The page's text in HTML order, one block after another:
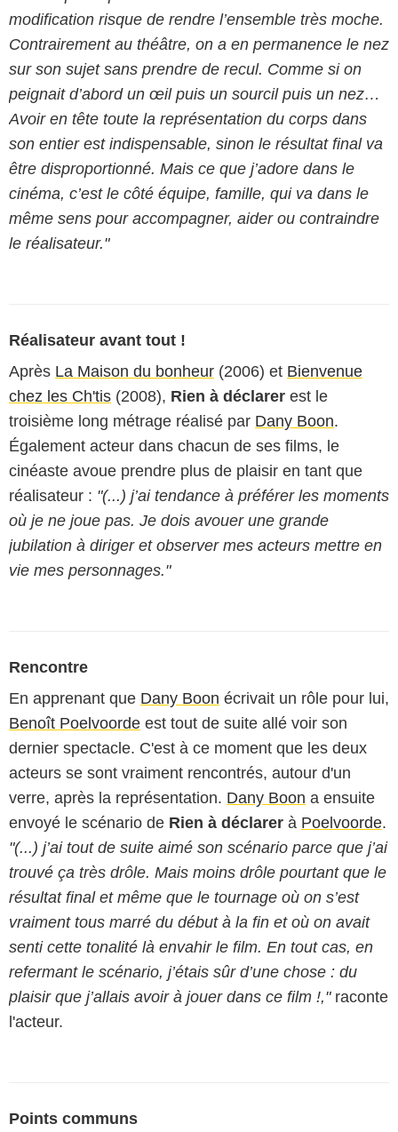
modification risque de rendre l’ensemble très moche.
Contrairement au théâtre, on a en permanence le nez
sur son sujet sans prendre de recul. Comme si on
peignait d’abord un œil puis un sourcil puis un nez…
Avoir en tête toute la représentation du corps dans
son entier est indispensable, sinon le résultat final va
être disproportionné. Mais ce que j’adore dans le
cinéma, c’est le côté équipe, famille, qui va dans le
même sens pour accompagner, aider ou contraindre
le réalisateur."
Réalisateur avant tout !
Après La Maison du bonheur (2006) et Bienvenue
chez les Ch'tis (2008), Rien à déclarer est le
troisième long métrage réalisé par Dany Boon.
Également acteur dans chacun de ses films, le
cinéaste avoue prendre plus de plaisir en tant que
réalisateur : "(...) j’ai tendance à préférer les moments
où je ne joue pas. Je dois avouer une grande
jubilation à diriger et observer mes acteurs mettre en
vie mes personnages."
Rencontre
En apprenant que Dany Boon écrivait un rôle pour lui,
Benoît Poelvoorde est tout de suite allé voir son
dernier spectacle. C'est à ce moment que les deux
acteurs se sont vraiment rencontrés, autour d'un
verre, après la représentation. Dany Boon a ensuite
envoyé le scénario de Rien à déclarer à Poelvoorde.
"(...) j’ai tout de suite aimé son scénario parce que j’ai
trouvé ça très drôle. Mais moins drôle pourtant que le
résultat final et même que le tournage où on s’est
vraiment tous marré du début à la fin et où on avait
senti cette tonalité là envahir le film. En tout cas, en
refermant le scénario, j’étais sûr d’une chose : du
plaisir que j’allais avoir à jouer dans ce film !,"raconte
l'acteur.
Points communs